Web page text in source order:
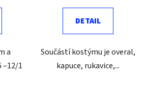
a
–12/1
DETAIL
Součástí kostýmu je overal,
kapuce, rukavice,...